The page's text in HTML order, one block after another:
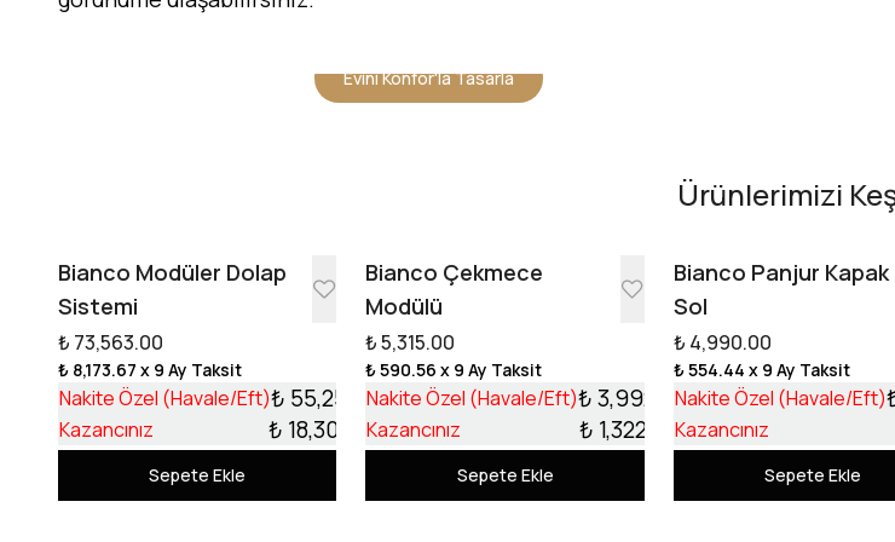
Evini Konfor'la Tasarla
Ürünlerimizi
Bianco Modüler Dolap
Sistemi
₺ 73,563.00
₺ 8,173.67 x 9 Ay Taksit
Nakite Özel (Havale/Eft)₺ 55,253.17
Kazancınız ₺ 18,309.83
Sepete Ekle
Bianco Çekmece
Modülü
₺ 5,315.00
₺ 590.56 x 9 Ay Taksit
Nakite Özel (Havale/Eft)₺ 3,992.10
Kazancınız ₺ 1,322.90
Sepete Ekle
Bianco Panjur Kapak
Sol
₺ 4,990.00
₺ 554.44 x 9 Ay Taksit
Nakite Özel (Havale/Eft)
Kazancınız
Sepete Ekle